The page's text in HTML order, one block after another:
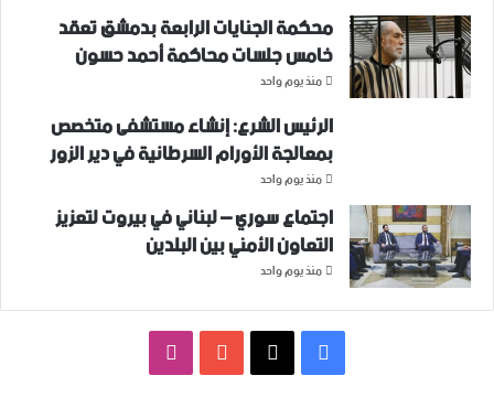
محكمة الجنايات الرابعة بدمشق تعقد
خامس جلسات محاكمة أحمد حسون
منذ يوم واحد
الرئيس الشرع: إنشاء ‌‏مستشفى متخصص
بمعالجة الأورام السرطانية في دير الزور
منذ يوم واحد
اجتماع سوري – لبناني في بيروت لتعزيز
التعاون ‏الأمني ‏بين البلدين
منذ يوم واحد
فيسبوك ‫YouTube